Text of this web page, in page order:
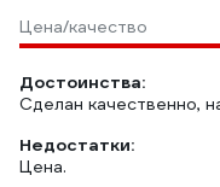
Цена/качество
Достоинства:
Сделан качественно,
Недостатки:
Цена.